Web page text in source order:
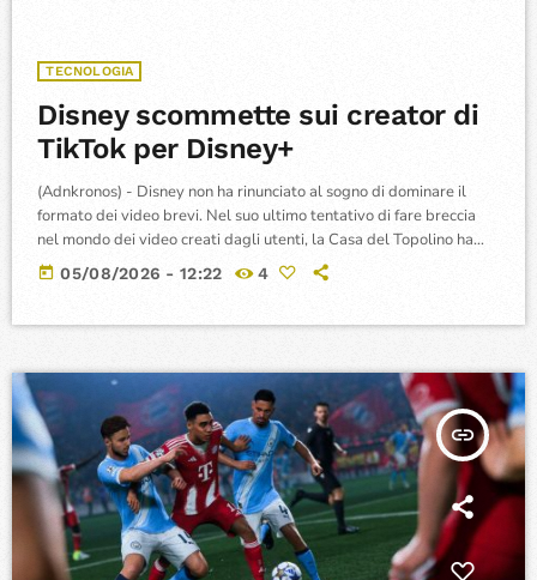
TECNOLOGIA
Disney scommette sui creator di
TikTok per Disney+
(Adnkronos) - Disney non ha rinunciato al sogno di dominare il
formato dei video brevi. Nel suo ultimo tentativo di fare breccia
nel mondo dei video creati dagli utenti, la Casa del Topolino ha
annunciato una partnership con TikTok per portare una selezione
di contenuti realizzati dai fan direttamente all'interno dell'app
today 05/08/2026 - 12:22 4
insert_link